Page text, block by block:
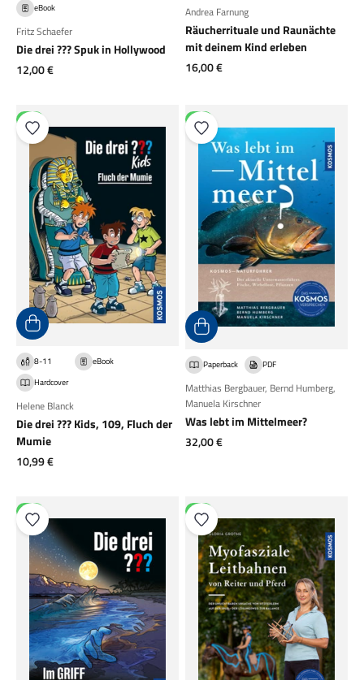
eBook
Fritz Schaefer
Die drei ??? Spuk in Hollywood
Angebot
12,00 €
Andrea Farnung
Räucherrituale und Raunächte
mit deinem Kind erleben
Angebot
16,00 €
NEU
8-11
eBook
Hardcover
Helene Blanck
Die drei ??? Kids, 109, Fluch der
Mumie
Angebot
10,99 €
NEU
Paperback PDF
Matthias Bergbauer, Bernd Humberg,
Manuela Kirschner
Was lebt im Mittelmeer?
Angebot
32,00 €
NEU NEU